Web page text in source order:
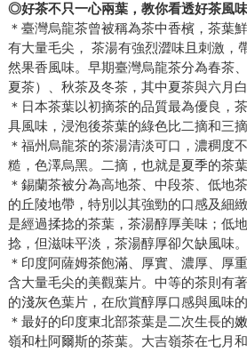
◎好茶不只一心兩葉，教你看透好茶風味
＊臺灣烏龍茶曾被稱為茶中香檳，茶葉
有大量毛尖， 茶湯有強烈澀味且刺激，
然果香風味。早期臺灣烏龍茶分為春茶
夏茶）、秋茶及冬茶，其中夏茶與六月
＊日本茶葉以初摘茶的品質最為優良，
具風味，浸泡後茶葉的綠色比二摘和三
＊福州烏龍茶的茶湯清淡可口，濃稠度
糙，色澤烏黑。二摘，也就是夏季的茶葉
＊錫蘭茶被分為高地茶、中段茶、低地
的丘陵地帶，特別以其強勁的口感及細
是經過揉捻的茶葉，茶湯醇厚美味；低
捻，但滋味平淡，茶湯醇厚卻欠缺風味。
＊印度阿薩姆茶飽滿、厚實、濃厚、厚
含大量毛尖的美觀葉片。中等的茶則有
的淺灰色葉片，在欣賞醇厚口感與風味
＊最好的印度東北部茶葉是二次生長的
嶺和杜阿爾斯的茶葉。大吉嶺茶在七月